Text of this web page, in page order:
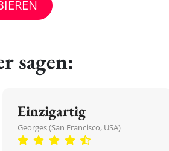
sagen:
Einzigartig
Georges (San Francisco, USA)